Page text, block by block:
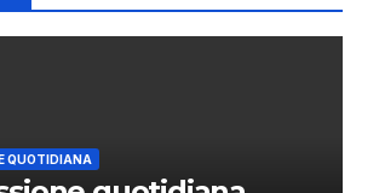
QUOTIDIANA